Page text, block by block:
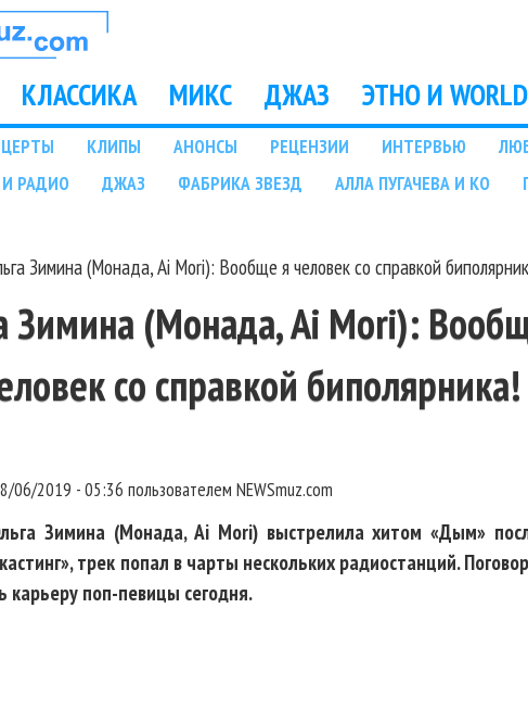
КЛАССИКА МИКС ДЖАЗ ЭТНО И WORLD
КЛИПЫ АНОНСЫ РЕЦЕНЗИИ ИНТЕРВЬЮ
РАДИО ДЖАЗ ФАБРИКА ЗВЕЗД АЛЛА ПУГАЧЕВА И КО
Зимина (Монада, Ai Mori): Вообще я человек со справкой
Зимина (Монада, Ai Mori):
со справкой биполярника!
06/2019 - 05:36 пользователем NEWSmuz.com
Зимина (Монада, Ai Mori) выстрелила хитом «Дым»
трек попал в чарты нескольких радиостанций.
карьеру поп-певицы сегодня.